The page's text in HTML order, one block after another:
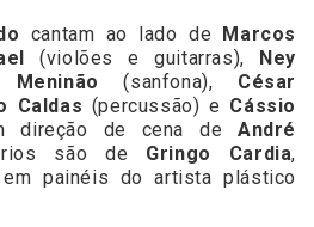
cantam ao lado de
Marcos
(violões e guitarras),
Ney
Meninão (sanfona), César
Caldas (percussão) e Cássio
direção de cena de André
são de Gringo Cardia,
painéis do artista plástico